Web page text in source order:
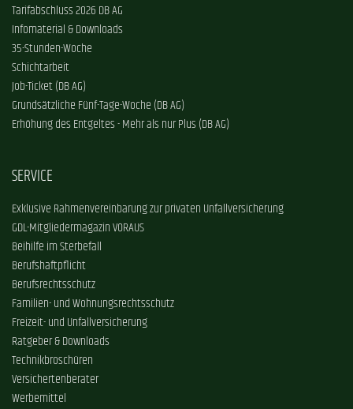
Tarifabschluss 2026 DB AG
Infomaterial & Downloads
35-Stunden-Woche
Schichtarbeit
Job-Ticket (DB AG)
Grundsätzliche Fünf-Tage-Woche (DB AG)
Erhöhung des Entgeltes - Mehr als nur Plus (DB AG)
SERVICE
Exklusive Rahmenvereinbarung zur privaten Unfallversicherung
GDL-Mitgliedermagazin VORAUS
Beihilfe im Sterbefall
Berufshaftpflicht
Berufsrechtsschutz
Familien- und Wohnungsrechtsschutz
Freizeit- und Unfallversicherung
Ratgeber & Downloads
Technikbroschüren
Versichertenberater
Werbemittel